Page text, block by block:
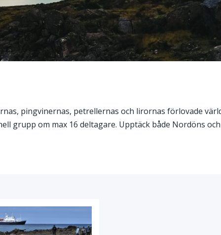
pingvinernas, petrellernas och lirornas förlovade
grupp om max 16 deltagare. Upptäck både Nordöns